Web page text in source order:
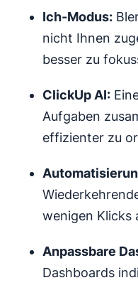
Ich-Modus:
nicht Ihnen
besser zu
ClickUp AI:
Aufgaben
effizienter zu
wenigen Klicks
Anpassbare
Dashboards